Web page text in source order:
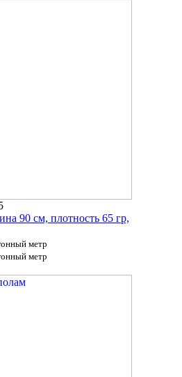
90 см, плотность 65 гр,
метр
метр